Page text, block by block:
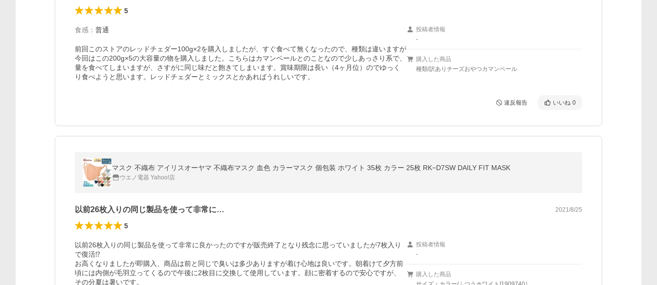
5
食感 ： 普通
前回このストアのレッドチェダー100g×2を購入しましたが、すぐ食べて無くなったので、種類は違いますが
今回はこの200g×5の大容量の物を購入しました。こちらはカマンベールとのことなので少しあっさり系で、
量を食べてしまいますが、さすがに同じ味だと飽きてしまいます。賞味期限は長い（4ヶ月位）のでゆっく
り食べようと思います。レッドチェダーとミックスとかあればうれしいです。
投稿者情報
-
購入した商品
種類/訳ありチーズおやつカマンベール
違反報告 いいね 0
マスク 不織布 アイリスオーヤマ 不織布マスク 血色 カラーマスク 個包装 ホワイト 35枚 カラー 25枚 RK−D7SW DAILY FIT MASK
ウエノ電器 Yahoo!店
以前26枚入りの同じ製品を使って非常に… 2021/8/25
5
以前26枚入りの同じ製品を使って非常に良かったのですが販売終了となり残念に思っていましたが7枚入り
で復活⁉︎
お高くなりましたが即購入、商品は前と同じで臭いは多少ありますが着け心地は良いです。朝着けて夕方前
頃には内側が毛羽立ってくるので午後に2枚目に交換して使用しています。顔に密着するので安心ですが、
その分夏は暑いです。
投稿者情報
-
購入した商品